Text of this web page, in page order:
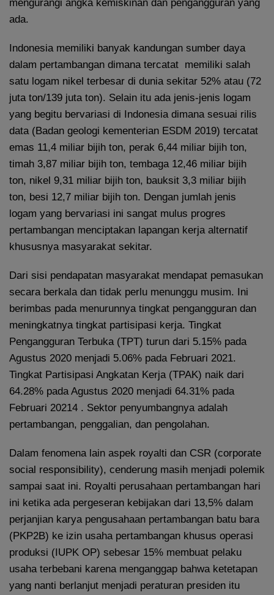
mengurangi angka kemiskinan dan pengangguran yang
ada.
Indonesia memiliki banyak kandungan sumber daya
dalam pertambangan dimana tercatat memiliki salah
satu logam nikel terbesar di dunia sekitar 52% atau (72
juta ton/139 juta ton). Selain itu ada jenis-jenis logam
yang begitu bervariasi di Indonesia dimana sesuai rilis
data (Badan geologi kementerian ESDM 2019) tercatat
emas 11,4 miliar bijih ton, perak 6,44 miliar bijih ton,
timah 3,87 miliar bijih ton, tembaga 12,46 miliar bijih
ton, nikel 9,31 miliar bijih ton, bauksit 3,3 miliar bijih
ton, besi 12,7 miliar bijih ton. Dengan jumlah jenis
logam yang bervariasi ini sangat mulus progres
pertambangan menciptakan lapangan kerja alternatif
khususnya masyarakat sekitar.
Dari sisi pendapatan masyarakat mendapat pemasukan
secara berkala dan tidak perlu menunggu musim. Ini
berimbas pada menurunnya tingkat pengangguran dan
meningkatnya tingkat partisipasi kerja. Tingkat
Pengangguran Terbuka (TPT) turun dari 5.15% pada
Agustus 2020 menjadi 5.06% pada Februari 2021.
Tingkat Partisipasi Angkatan Kerja (TPAK) naik dari
64.28% pada Agustus 2020 menjadi 64.31% pada
Februari 20214 . Sektor penyumbangnya adalah
pertambangan, penggalian, dan pengolahan.
Dalam fenomena lain aspek royalti dan CSR (corporate
social responsibility), cenderung masih menjadi polemik
sampai saat ini. Royalti perusahaan pertambangan hari
ini ketika ada pergeseran kebijakan dari 13,5% dalam
perjanjian karya pengusahaan pertambangan batu bara
(PKP2B) ke izin usaha pertambangan khusus operasi
produksi (IUPK OP) sebesar 15% membuat pelaku
usaha terbebani karena menganggap bahwa ketetapan
yang nanti berlanjut menjadi peraturan presiden itu